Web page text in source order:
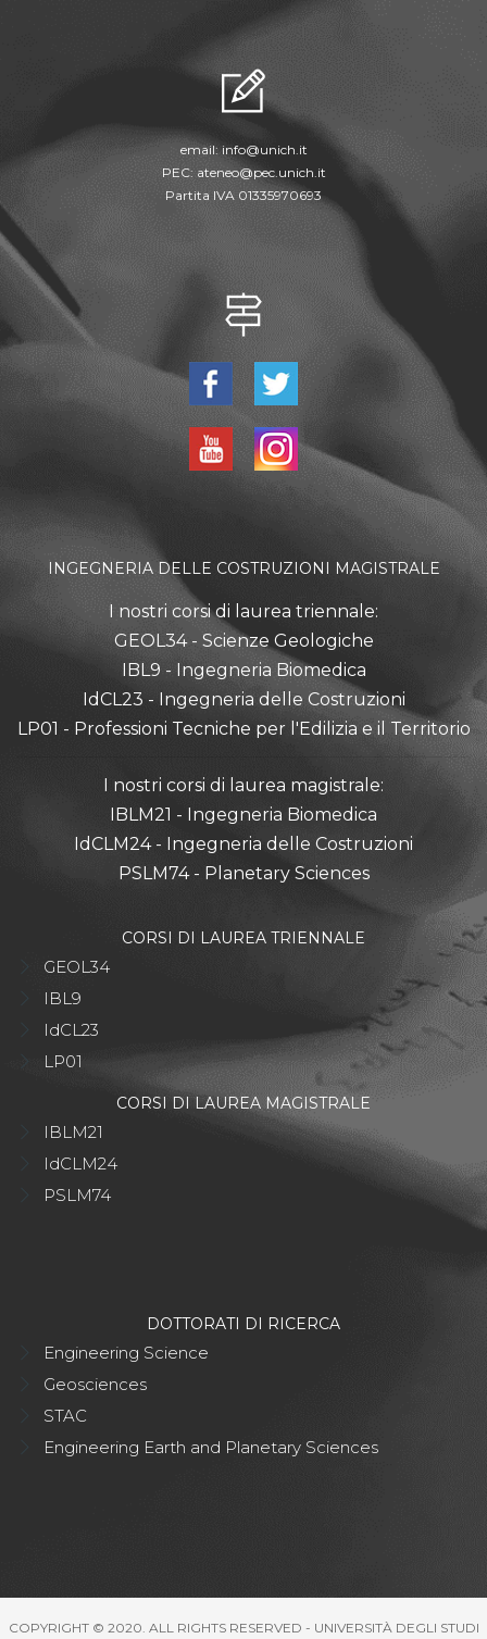
email:info@unich.it
PEC: ateneo@pec.unich.it
Partita IVA 01335970693
INGEGNERIA DELLE COSTRUZIONI MAGISTRALE
I nostri corsi di laurea triennale:
GEOL34 - Scienze Geologiche
IBL9 - Ingegneria Biomedica
IdCL23 - Ingegneria delle Costruzioni
LP01 - Professioni Tecniche per l'Edilizia e il Territorio
I nostri corsi di laurea magistrale:
IBLM21 - Ingegneria Biomedica
IdCLM24 - Ingegneria delle Costruzioni
PSLM74 - Planetary Sciences
CORSI DI LAUREA TRIENNALE
GEOL34
IBL9
IdCL23
LP01
CORSI DI LAUREA MAGISTRALE
IBLM21
IdCLM24
PSLM74
DOTTORATI DI RICERCA
Engineering Science
Geosciences
STAC
Engineering Earth and Planetary Sciences
COPYRIGHT © 2020. ALL RIGHTS RESERVED - UNIVERSITÀ DEGLI STUDI